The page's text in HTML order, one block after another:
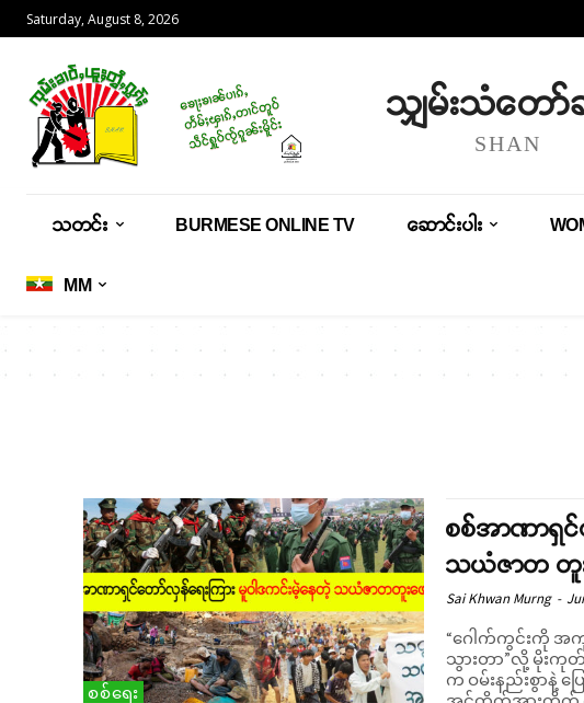
Saturday, August 8, 2026
သျှမ်းသံတေ
SHAN
သတင်း BURMESE ONLINE TV ဆောင်းပါး
MM
စစ်ရေး
စစ်အာဏာရှင်
သယံဇာတ တူး
Sai Khwan Murng -
“ဂေါက်ကွင်းကို အ
သွားတာ”လို့ မိုး
က ဝမ်းနည်းစွာနဲ့ ပြောလာပါ